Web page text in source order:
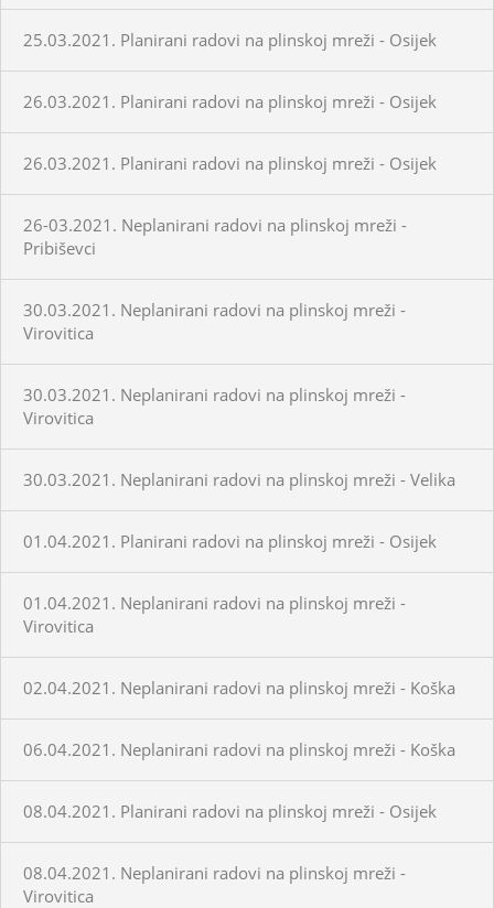
25.03.2021. Planirani radovi na plinskoj mreži - Osijek
26.03.2021. Planirani radovi na plinskoj mreži - Osijek
26.03.2021. Planirani radovi na plinskoj mreži - Osijek
26-03.2021. Neplanirani radovi na plinskoj mreži -
Pribiševci
30.03.2021. Neplanirani radovi na plinskoj mreži -
Virovitica
30.03.2021. Neplanirani radovi na plinskoj mreži -
Virovitica
30.03.2021. Neplanirani radovi na plinskoj mreži - Velika
01.04.2021. Planirani radovi na plinskoj mreži - Osijek
01.04.2021. Neplanirani radovi na plinskoj mreži -
Virovitica
02.04.2021. Neplanirani radovi na plinskoj mreži - Koška
06.04.2021. Neplanirani radovi na plinskoj mreži - Koška
08.04.2021. Planirani radovi na plinskoj mreži - Osijek
08.04.2021. Neplanirani radovi na plinskoj mreži -
Virovitica